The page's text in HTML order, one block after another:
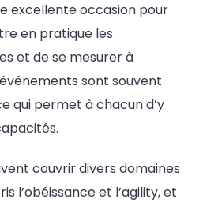
excellente occasion pour
en pratique les
et de se mesurer à
sont souvent
qui permet à chacun d’y
couvrir divers domaines
l’obéissance et l’agility, et